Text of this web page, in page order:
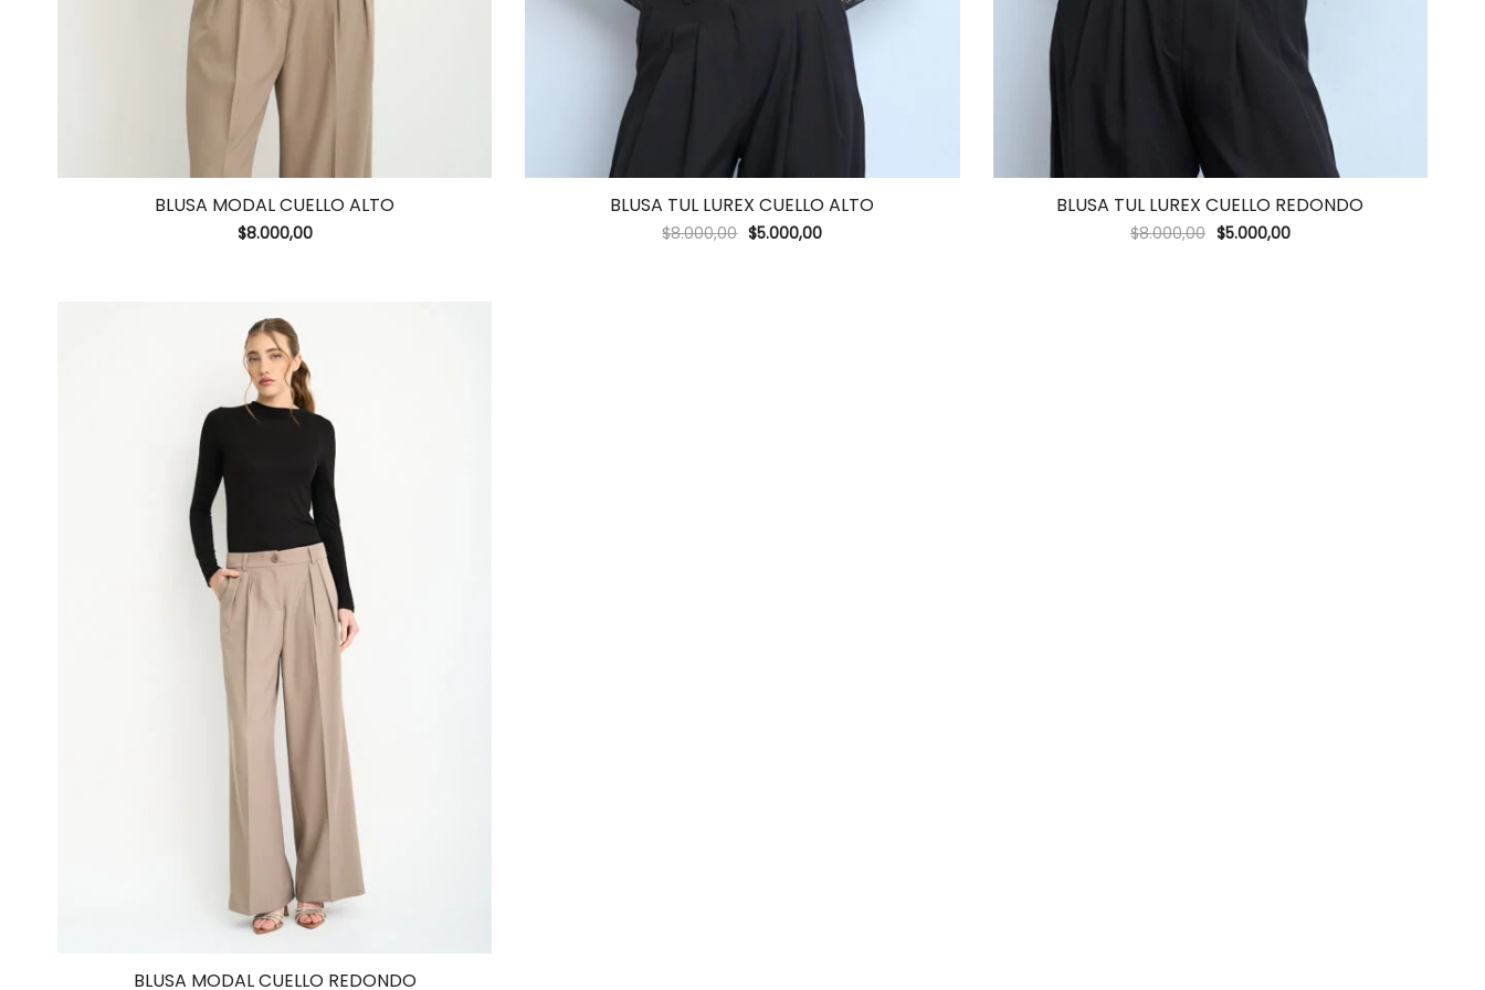
BLUSA MODAL CUELLO ALTO
$8.000,00
BLUSA TUL LUREX CUELLO ALTO
$8.000,00 $5.000,00
BLUSA TUL LUREX CUELLO REDONDO
$8.000,00 $5.000,00
BLUSA MODAL CUELLO REDONDO